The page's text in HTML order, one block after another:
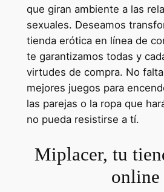
que giran ambiente a las
sexuales. Deseamos
tienda erótica en línea de
te garantizamos todas y
virtudes de compra. No
mejores juegos para
las parejas o la ropa que
no pueda resistirse a tí.
Miplacer, tu
online